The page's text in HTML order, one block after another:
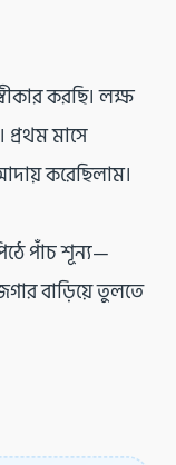
করছি। লক্ষ
প্রথম মাসে
করেছিলাম।
পাঁচ শূন্য—
বাড়িয়ে তুলতে